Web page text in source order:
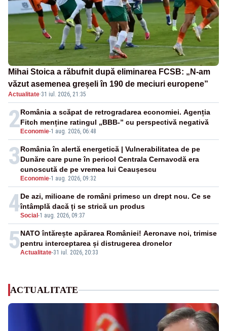
Mihai Stoica a răbufnit după eliminarea FCSB: „N-am
văzut asemenea greșeli în 190 de meciuri europene”
Actualitate·31 iul. 2026, 21:35
2 Economie-1 aug. 2026, 06:48
România a scăpat de retrogradarea economiei. Agenția
Fitch menține ratingul „BBB-” cu perspectivă negativă
3
Economie-1 aug. 2026, 09:32
România în alertă energetică | Vulnerabilitatea de pe
Dunăre care pune în pericol Centrala Cernavodă era
cunoscută de pe vremea lui Ceaușescu
4Social -1 aug. 2026, 09:37
De azi, milioane de români primesc un drept nou. Ce se
întâmplă dacă ți se strică un produs
5Actualitate-31 iul. 2026, 20:33
NATO întărește apărarea României! Aeronave noi, trimise
pentru interceptarea și distrugerea dronelor
ACTUALITATE